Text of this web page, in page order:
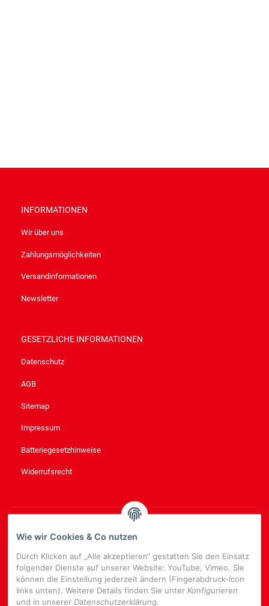
INFORMATIONEN
Wir über uns
Zahlungsmöglichkeiten
Versandinformationen
Newsletter
GESETZLICHE INFORMATIONEN
Datenschutz
AGB
Sitemap
Impressum
Batteriegesetzhinweise
Widerrufsrecht
NEWSLETTER ABONNIEREN
regelmäßig und jederzeit widerruflich Informationen zu Ihrem
Produktsortiment per E-Mail zu.
E-
Wie wir Cookies & Co nutzen
Durch Klicken auf „Alle akzeptieren“ gestatten Sie den Einsatz
folgender Dienste auf unserer Website: YouTube, Vimeo. Sie
können die Einstellung jederzeit ändern (Fingerabdruck-Icon
links unten). Weitere Details finden Sie unter Konfigurieren
und in unserer Datenschutzerklärung.